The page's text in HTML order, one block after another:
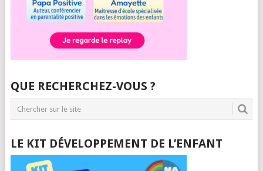
QUE RECHERCHEZ-VOUS ?
LE KIT DÉVELOPPEMENT DE L’ENFANT